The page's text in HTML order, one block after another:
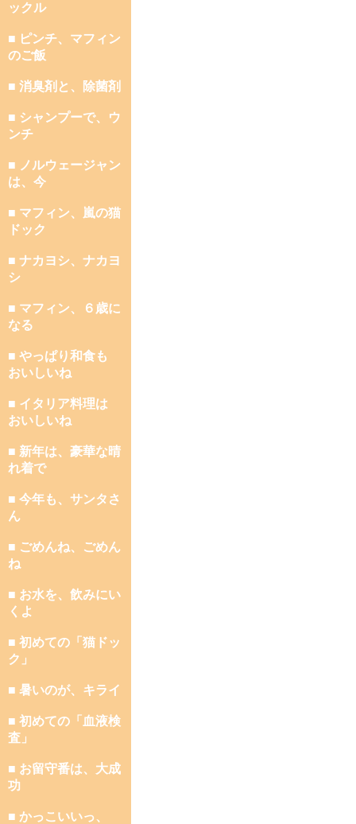
ックル
■ ピンチ、マフィン
のご飯
■ 消臭剤と、除菌剤
■ シャンプーで、ウ
ンチ
■ ノルウェージャン
は、今
■ マフィン、嵐の猫
ドック
■ ナカヨシ、ナカヨ
シ
■ マフィン、６歳に
なる
■ やっぱり和食も
おいしいね
■ イタリア料理は
おいしいね
■ 新年は、豪華な晴
れ着で
■ 今年も、サンタさ
ん
■ ごめんね、ごめん
ね
■ お水を、飲みにい
くよ
■ 初めての「猫ドッ
ク」
■ 暑いのが、キライ
■ 初めての「血液検
査」
■ お留守番は、大成
功
■ かっこいいっ、